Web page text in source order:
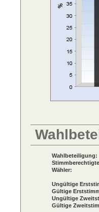
Wahlbeteiligung:
Wähler:
Ungültige
Gültige
Ungültige
Gültige